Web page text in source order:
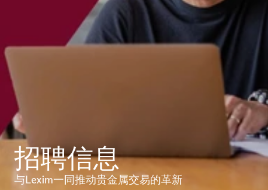
招聘信息
与Lexim一同推动贵金属交易的革新